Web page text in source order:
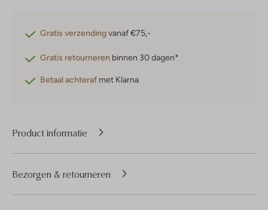
Gratis verzendingvanaf €75,-
Gratis retourneren binnen 30 dagen*
Betaal achteraf met Klarna
Product informatie
Bezorgen & retourneren